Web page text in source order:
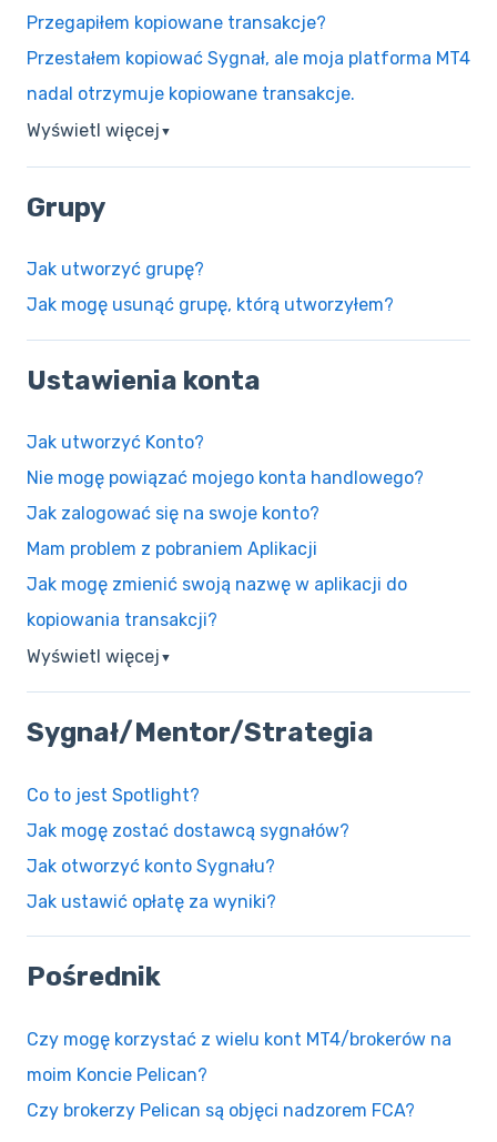
Przegapiłem kopiowane transakcje?
Przestałem kopiować Sygnał, ale moja platforma MT4
nadal otrzymuje kopiowane transakcje.
Wyświetl więcej ▼
Grupy
Jak utworzyć grupę?
Jak mogę usunąć grupę, którą utworzyłem?
Ustawienia konta
Jak utworzyć Konto?
Nie mogę powiązać mojego konta handlowego?
Jak zalogować się na swoje konto?
Mam problem z pobraniem Aplikacji
Jak mogę zmienić swoją nazwę w aplikacji do
kopiowania transakcji?
Wyświetl więcej ▼
Sygnał/Mentor/Strategia
Co to jest Spotlight?
Jak mogę zostać dostawcą sygnałów?
Jak otworzyć konto Sygnału?
Jak ustawić opłatę za wyniki?
Pośrednik
Czy mogę korzystać z wielu kont MT4/brokerów na
moim Koncie Pelican?
Czy brokerzy Pelican są objęci nadzorem FCA?